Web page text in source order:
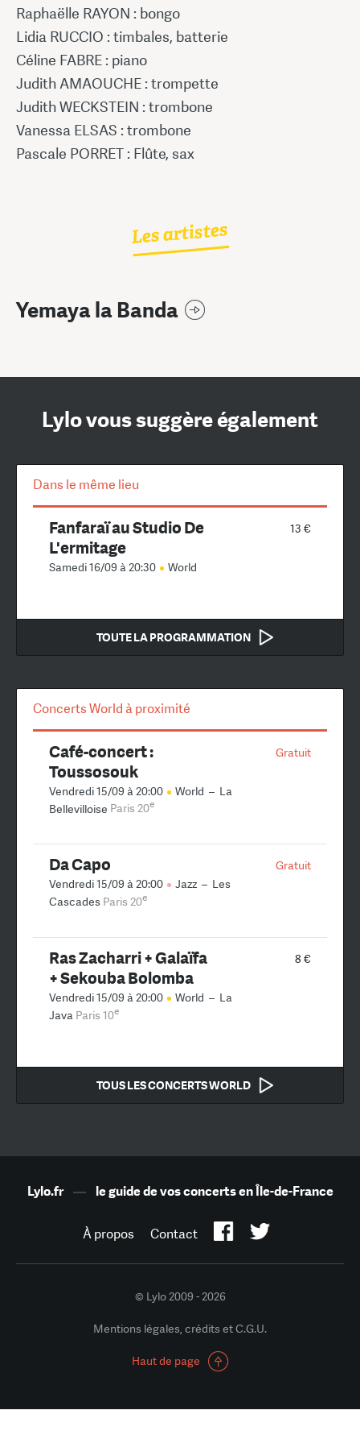
Raphaëlle RAYON : bongo
Lidia RUCCIO : timbales, batterie
Céline FABRE : piano
Judith AMAOUCHE : trompette
Judith WECKSTEIN : trombone
Vanessa ELSAS : trombone
Pascale PORRET : Flûte, sax
Les artistes
Yemaya la Banda
Lylo vous suggère également
Dans le même lieu
13 €
Fanfaraï au Studio De
L'ermitage
Samedi 16/09 à 20:30 World
TOUTE LA PROGRAMMATION
Concerts World à proximité
Gratuit
Café-concert :
Toussosouk
Vendredi 15/09 à 20:00 World – La
Bellevilloise Paris 20e
Gratuit
Da Capo
Vendredi 15/09 à 20:00 Jazz – Les
Cascades Paris 20e
8 €
Ras Zacharri + Galaïfa
+ Sekouba Bolomba
Vendredi 15/09 à 20:00 World – La
Java Paris 10e
TOUS LES CONCERTS WORLD
Lylo.fr— le guide de vos concerts en Île-de-France
À propos Contact
© Lylo 2009 - 2026
Mentions légales, crédits et C.G.U.
Haut de page